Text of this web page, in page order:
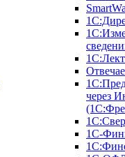
через
1С-